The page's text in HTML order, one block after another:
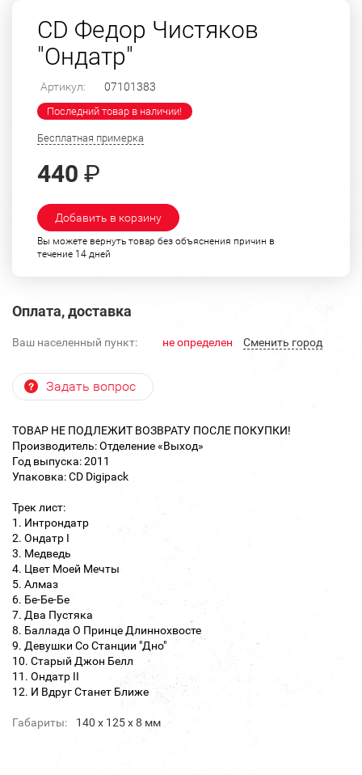
CD Федор Чистяков
"Ондатр"
Артикул: 07101383
Последний товар в наличии!
Бесплатная примерка
440 ₽
Добавить в корзину
Вы можете вернуть товар без объяснения причин в
течение 14 дней
Оплата, доставка
Ваш населенный пункт: не определен Cменить город
Задать вопрос
ТОВАР НЕ ПОДЛЕЖИТ ВОЗВРАТУ ПОСЛЕ ПОКУПКИ!
Производитель: Отделение «Выход»
Год выпуска: 2011
Упаковка: CD Digipack
Трек лист:
1. Интрондатр
2. Ондатр I
3. Медведь
4. Цвет Моей Мечты
5. Алмаз
6. Бе-Бе-Бе
7. Два Пустяка
8. Баллада О Принце Длиннохвосте
9. Девушки Со Станции "Дно"
10. Старый Джон Белл
11. Ондатр II
12. И Вдруг Станет Ближе
Габариты: 140 х 125 х 8 мм